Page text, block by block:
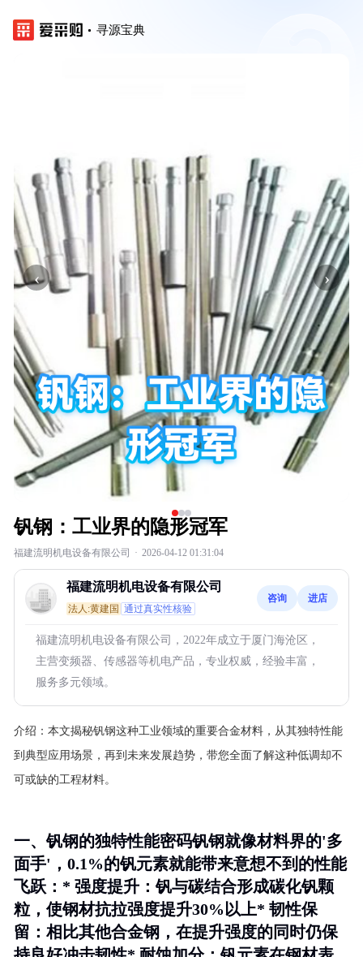
寻源宝典
‹ ›
钒钢：工业界的隐形冠军
福建流明机电设备有限公司 · 2026-04-12 01:31:04
福建流明机电设备有限公司
法人:黄建国 通过真实性核验
咨询 进店
福建流明机电设备有限公司，2022年成立于厦门海沧区，
主营变频器、传感器等机电产品，专业权威，经验丰富，
服务多元领域。
介绍： 本文揭秘钒钢这种工业领域的重要合金材料，从其独特性能
到典型应用场景，再到未来发展趋势，带您全面了解这种低调却不
可或缺的工程材料。
一、钒钢的独特性能密码钒钢就像材料界的'多
面手'，0.1%的钒元素就能带来意想不到的性能
飞跃：* 强度提升 ：钒与碳结合形成碳化钒颗
粒，使钢材抗拉强度提升30%以上* 韧性保
留 ：相比其他合金钢，在提升强度的同时仍保